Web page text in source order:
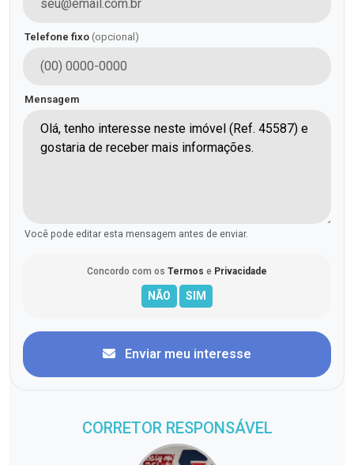
Telefone fixo (opcional)
Mensagem
Você pode editar esta mensagem antes de enviar.
Concordo com os Termos e Privacidade
Enviar meu interesse
CORRETOR RESPONSÁVEL